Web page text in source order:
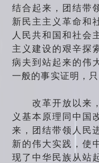
结合起来，团结带
新民主主义革命和
人民共和国和社会
主义建设的艰辛探
病夫到站起来的伟
一般的事实证明，
改革开放以来，
义基本原理同中国
来，团结带领人民
新的伟大实践，使
现了中华民族从站